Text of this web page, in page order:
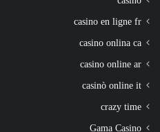
casino en ligne fr
casino onlina ca
casino online ar
casinò online it
crazy time
Gama Casino